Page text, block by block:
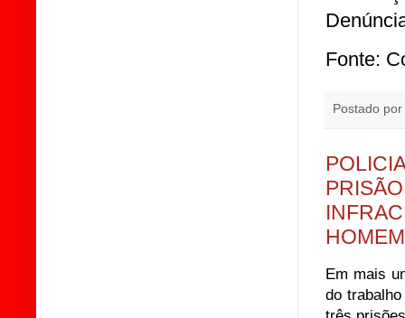
Fonte:
Postado por
Em mais
do